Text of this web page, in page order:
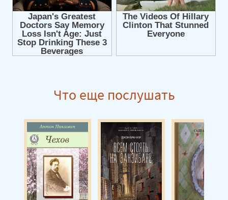
Надвигается беда 12
Надвигается беда 13
Надвигается беда 14
Надвигается беда 15
Надвигается беда 17
Надвигается беда 19
Надвигается беда 20
Надвигается беда 21
Надвигается беда 22
Надвигается беда 23
Что еще послушать